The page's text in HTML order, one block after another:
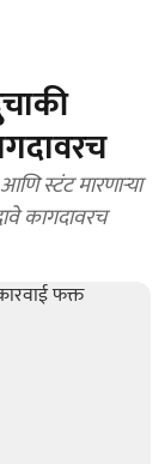
स्टंट मारणाऱ्या
कागदावरच